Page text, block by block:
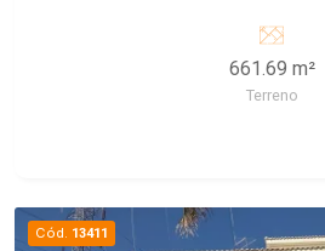
661.69 m²
Terreno
Cód. 13411